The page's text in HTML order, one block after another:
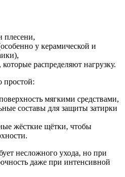
плесени,
у керамической и
распределяют нагрузку.
простой:
мягкими средствами,
составы для защиты затирки
жёсткие щётки, чтобы
несложного ухода, но при
даже при интенсивной